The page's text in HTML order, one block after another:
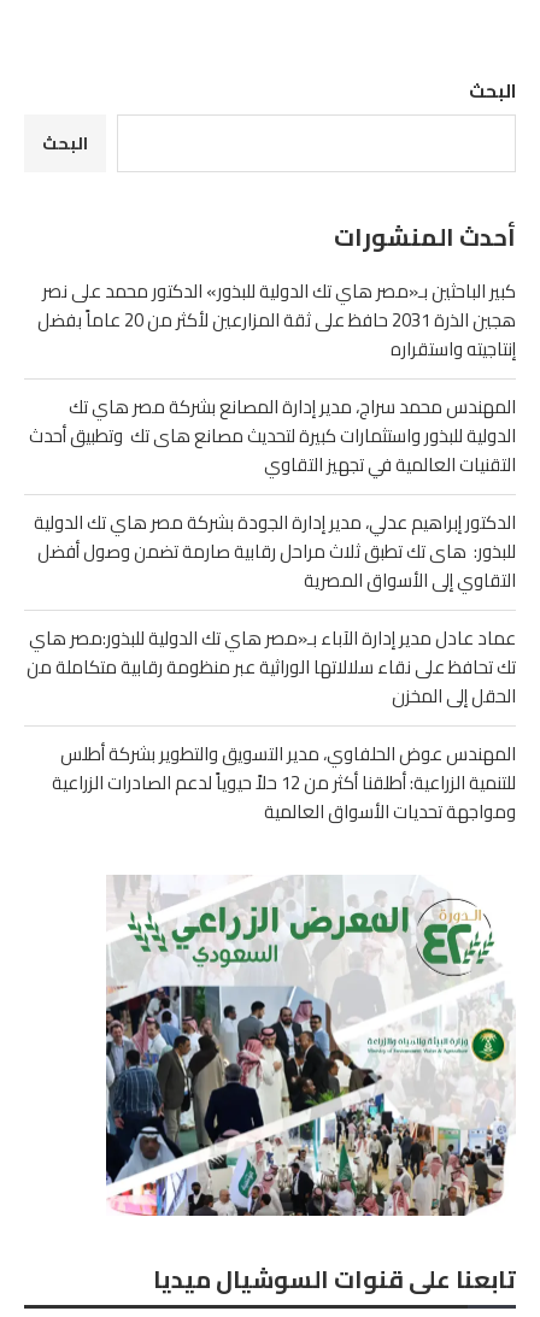
البحث
البحث
أحدث المنشورات
كبير الباحثين بـ«مصر هاي تك الدولية للبذور» الدكتور محمد على نصر
هجين الذرة 2031 حافظ على ثقة المزارعين لأكثر من 20 عاماً بفضل
إنتاجيته واستقراره
المهندس محمد سراج، مدير إدارة المصانع بشركة مصر هاي تك
الدولية للبذور واستثمارات كبيرة لتحديث مصانع هاى تك وتطبيق أحدث
التقنيات العالمية في تجهيز التقاوي
الدكتور إبراهيم عدلي، مدير إدارة الجودة بشركة مصر هاي تك الدولية
للبذور: هاى تك تطبق ثلاث مراحل رقابية صارمة تضمن وصول أفضل
التقاوي إلى الأسواق المصرية
عماد عادل مدير إدارة الآباء بـ«مصر هاي تك الدولية للبذور:مصر هاي
تك تحافظ على نقاء سلالاتها الوراثية عبر منظومة رقابية متكاملة من
الحقل إلى المخزن
المهندس عوض الحلفاوي، مدير التسويق والتطوير بشركة أطلس
للتنمية الزراعية: أطلقنا أكثر من 12 حلاً حيوياً لدعم الصادرات الزراعية
ومواجهة تحديات الأسواق العالمية
تابعنا على قنوات السوشيال ميديا